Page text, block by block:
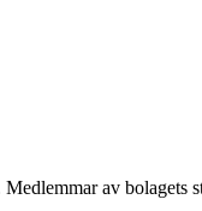
av bolagets